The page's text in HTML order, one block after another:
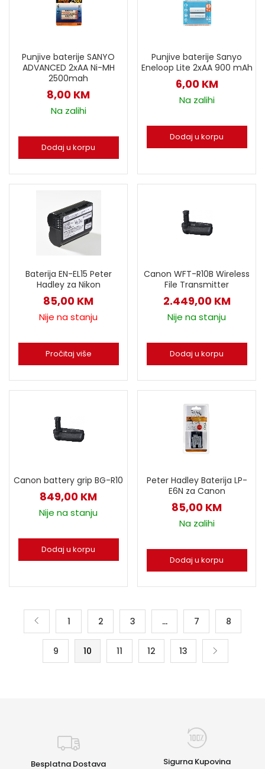
Punjive baterije SANYO
ADVANCED 2xAA Ni-MH
2500mah
8,00 KM
Na zalihi
Dodaj u korpu
Punjive baterije Sanyo
Eneloop Lite 2xAA 900 mAh
6,00 KM
Na zalihi
Dodaj u korpu
Baterija EN-EL15 Peter
Hadley za Nikon
85,00 KM
Nije na stanju
Pročitaj više
Canon WFT-R10B Wireless
File Transmitter
2.449,00 KM
Nije na stanju
Dodaj u korpu
Canon battery grip BG-R10
849,00 KM
Nije na stanju
Dodaj u korpu
Peter Hadley Baterija LP-
E6N za Canon
85,00 KM
Na zalihi
Dodaj u korpu
1 2 3 … 7 8
9 10 11 12 13
Besplatna Dostava Sigurna Kupovina